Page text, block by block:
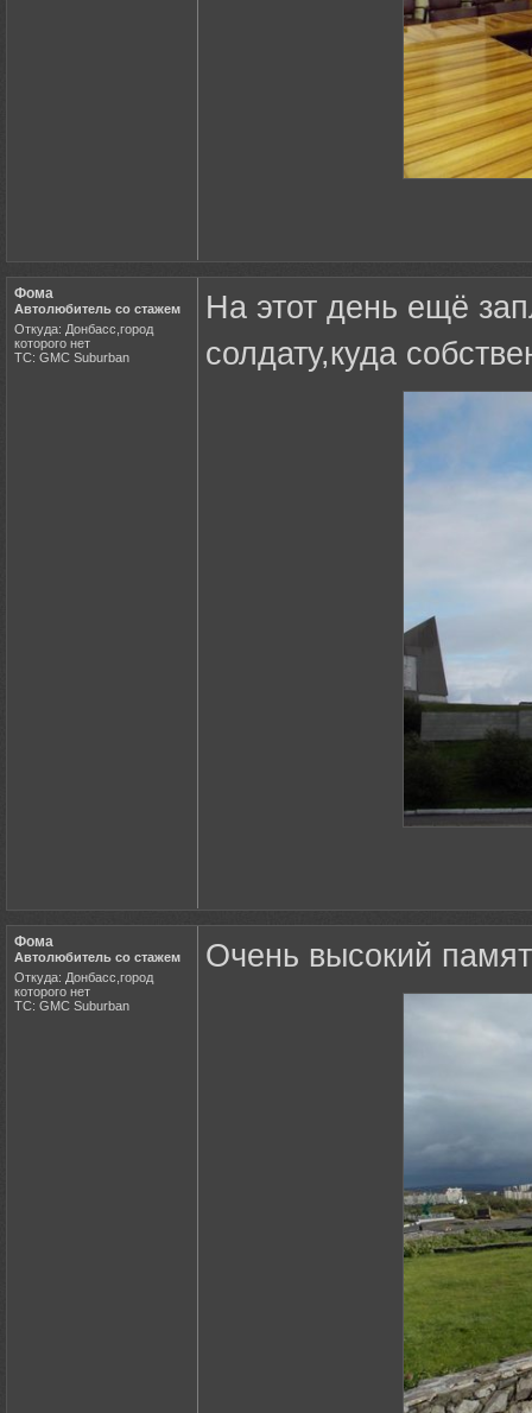
Фома
Автолюбитель со стажем
Откуда: Донбасс,город
которого нет
ТС: GMC Suburban
На этот день ещё
солдату,куда
Фома
Автолюбитель со стажем
Откуда: Донбасс,город
которого нет
ТС: GMC Suburban
Очень высокий